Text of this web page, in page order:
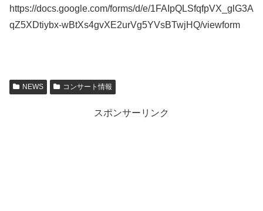
https://docs.google.com/forms/d/e/1FAIpQLSfqfpVX_glG3A
qZ5XDtiybx-wBtXs4gvXE2urVg5YVsBTwjHQ/viewform
NEWS コンサート情報
スポンサーリンク